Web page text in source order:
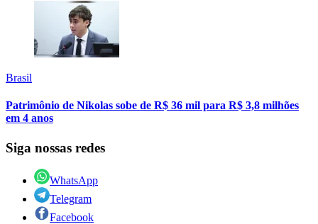
Brasil
Patrimônio de Nikolas sobe de R$ 36 mil para R$ 3,8 milhões
em 4 anos
Siga nossas redes
WhatsApp
Telegram
Facebook